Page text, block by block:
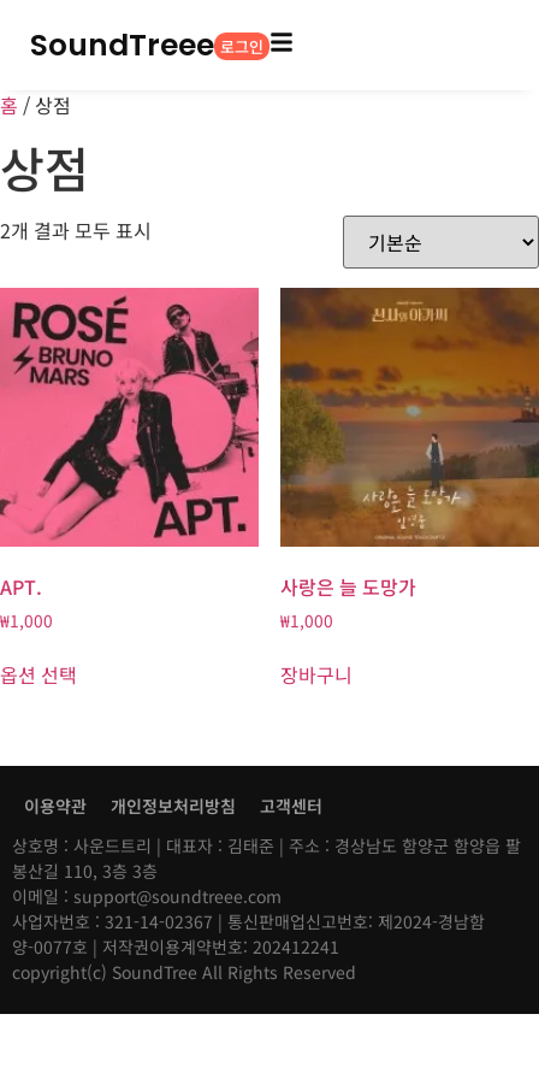
SoundTreee 로그인
홈 / 상점
상점
2개 결과 모두 표시
APT.
₩1,000
옵션 선택
사랑은 늘 도망가
₩1,000
장바구니
이용약관 개인정보처리방침
고객센터
상호명 : 사운드트리 | 대표자 : 김태준 | 주소 : 경상남도 함양군 함양읍 팔
봉산길 110, 3층 3층
이메일 : support@soundtreee.com
사업자번호 : 321-14-02367 | 통신판매업신고번호: 제2024-경남함
양-0077호 | 저작권이용계약번호: 202412241
copyright(c) SoundTree All Rights Reserved